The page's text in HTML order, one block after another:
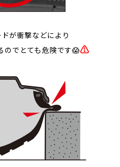
が衝撃などにより
のでとても危険です😱⚠